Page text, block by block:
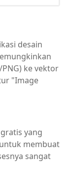
desain
ke vektor
"Image
yang
membuat
sangat